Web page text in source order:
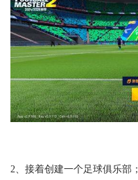
2、接着创建一个足球俱乐部；